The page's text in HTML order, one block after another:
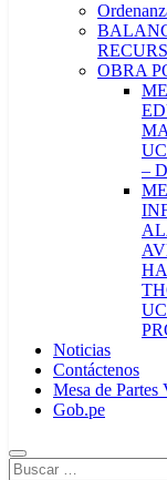
OBRA
–
Noticias
Contáctenos
Mesa de Partes
Gob.pe
Buscar: